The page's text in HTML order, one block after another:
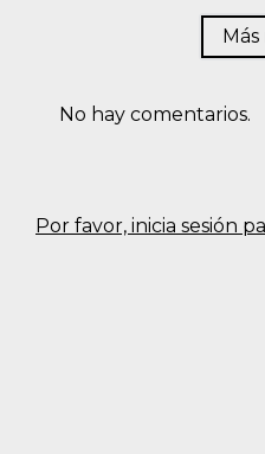
Por favor, inicia sesión
No hay comentarios.